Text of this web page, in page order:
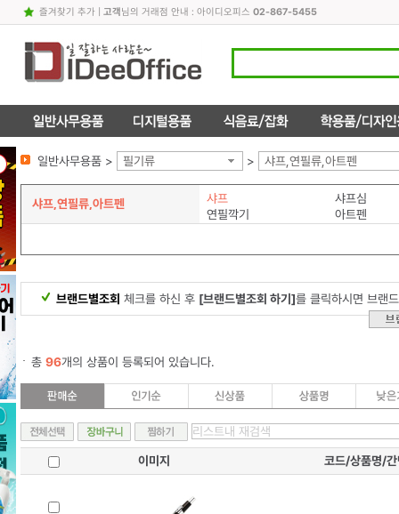
즐겨찾기 추가| 고객님의 거래점 안내 : 아이디오피스 02-867-5455
일반사무용품 > 필기류 > 샤프,연필류,아트펜
샤프,연필류,아트펜 샤프
샤프심
연필깍기
아트펜
브랜드별조회 체크를 하신 후 [브랜드별조회 하기]를 클릭하시면 브랜
총 96개의 상품이 등록되어 있습니다.
이미지 코드/상품명/간